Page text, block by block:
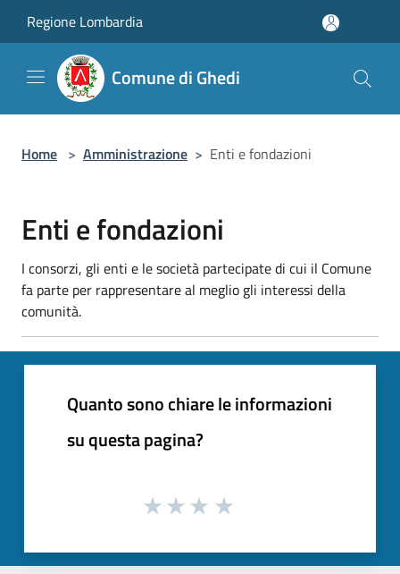
Regione Lombardia
Comune di Ghedi
Home > Amministrazione > Enti e fondazioni
Enti e fondazioni
I consorzi, gli enti e le società partecipate di cui il Comune
fa parte per rappresentare al meglio gli interessi della
comunità.
Quanto sono chiare le informazioni
su questa pagina?